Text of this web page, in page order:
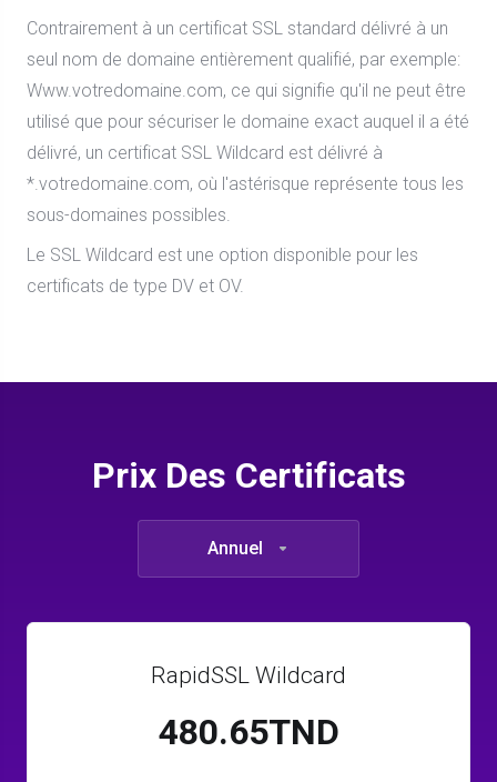
Contrairement à un certificat SSL standard délivré à un
seul nom de domaine entièrement qualifié, par exemple:
Www.votredomaine.com, ce qui signifie qu'il ne peut être
utilisé que pour sécuriser le domaine exact auquel il a été
délivré, un certificat SSL Wildcard est délivré à
*.votredomaine.com, où l'astérisque représente tous les
sous-domaines possibles.
Le SSL Wildcard est une option disponible pour les
certificats de type DV et OV.
Prix Des Certificats
Annuel
RapidSSL Wildcard
480.65TND